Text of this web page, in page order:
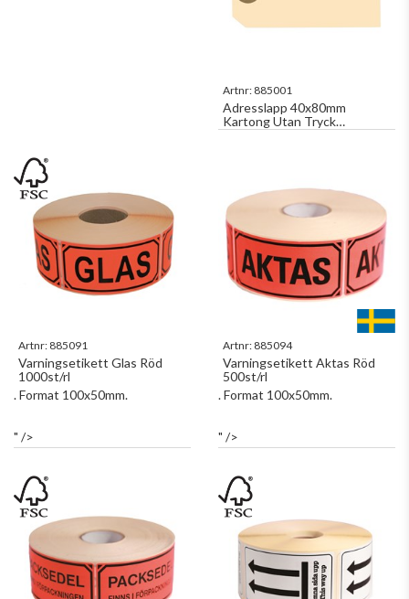
Artnr: 885001
Adresslapp 40x80mm
Kartong Utan Tryck
1000st/fp
Artnr: 885091
Varningsetikett Glas Röd
1000st/rl
. Format 100x50mm.
" />
Artnr: 885094
Varningsetikett Aktas Röd
500st/rl
. Format 100x50mm.
" />